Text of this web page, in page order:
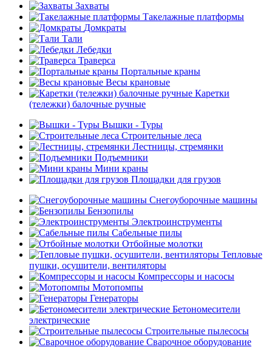
Захваты
Такелажные платформы
Домкраты
Тали
Лебедки
Траверса
Портальные краны
Весы крановые
Каретки
(тележки) балочные ручные
Вышки - Туры
Строительные леса
Лестницы, стремянки
Подъемники
Мини краны
Площадки для грузов
Снегоуборочные машины
Бензопилы
Электроинструменты
Сабельные пилы
Отбойные молотки
Тепловые
пушки, осушители, вентиляторы
Компрессоры и насосы
Мотопомпы
Генераторы
Бетономесители
электрические
Строительные пылесосы
Сварочное оборудование